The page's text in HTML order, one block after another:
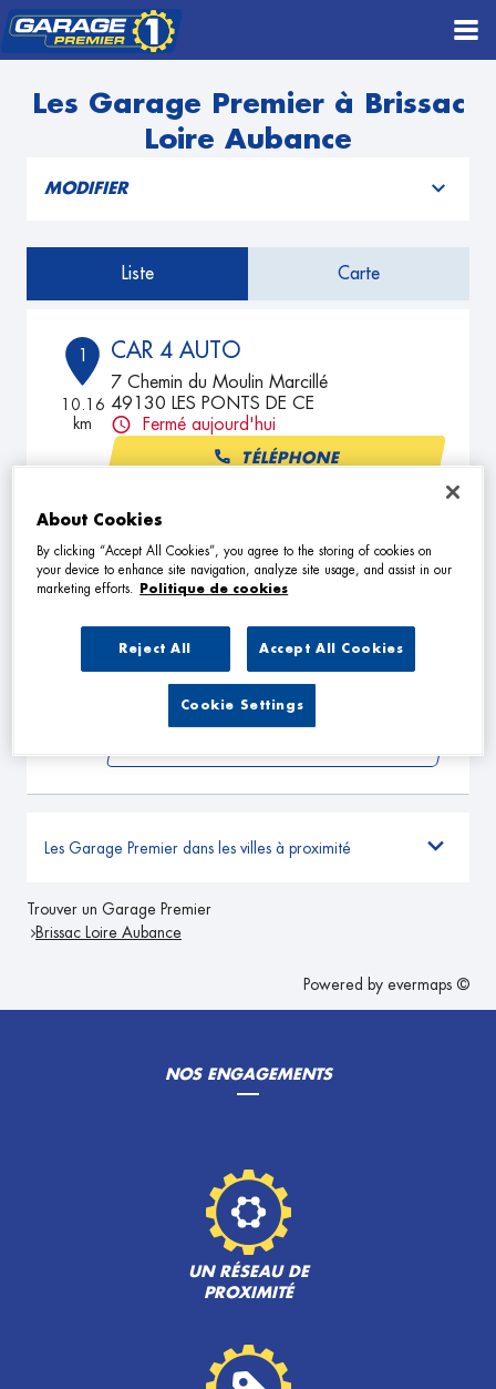
Les Garage Premier à Brissac
Loire Aubance
MODIFIER
Liste Carte
1
10.16
km
CAR 4 AUTO
7 Chemin du Moulin Marcillé
49130 LES PONTS DE CE
Fermé aujourd'hui
TÉLÉPHONE
2
km
GARAGE J.M JOUIS
Lieu-dit les Sablonnieres
49140 SEICHES SUR LE LOIR
Fermé aujourd'hui
TÉLÉPHONE
Les Garage Premier dans les villes à proximité
Trouver un Garage Premier
Brissac Loire Aubance
Powered by evermaps ©
NOS ENGAGEMENTS
UN RÉSEAU DE
PROXIMITÉ
About Cookies
By clicking “Accept All Cookies”, you agree to the storing of cookies on
your device to enhance site navigation, analyze site usage, and assist in our
marketing efforts.
Politique de cookies
Reject All Accept All Cookies
Cookie Settings